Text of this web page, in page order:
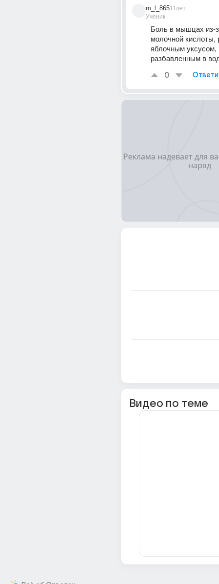
m_l_865
Ученик
11лет
Боль в мышцах из-
молочной кислоты,
яблочным уксусом,
разбавленным в
0
Видео по теме